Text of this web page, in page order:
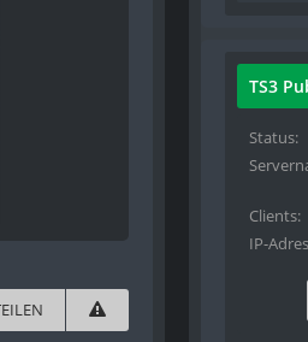
TS3
Status
Clients
IP-